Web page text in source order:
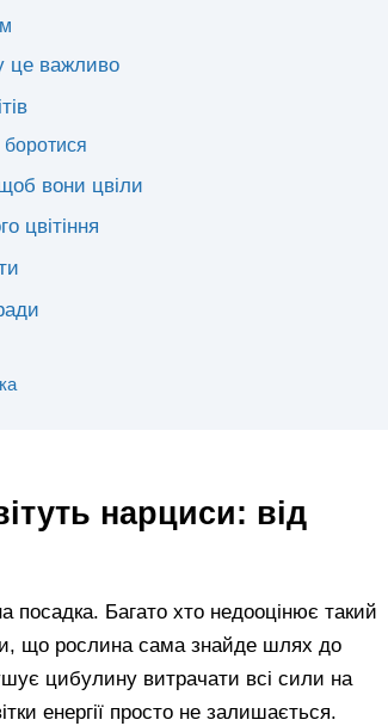
це важливо
боротися
вони цвіли
цвітіння
нарциси: від
Багато хто недооцінює такий
що рослина сама знайде шлях до
цибулину витрачати всі сили на
енергії просто не залишається.